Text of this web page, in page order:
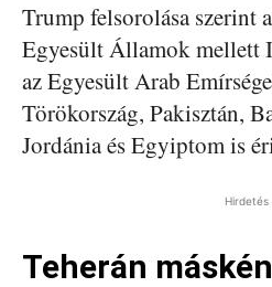
Trump felsorolása szerint
Egyesült Államok mellett
az Egyesült Arab
Törökország, Pakisztán,
Jordánia és Egyiptom is
Hirdetés
Teherán